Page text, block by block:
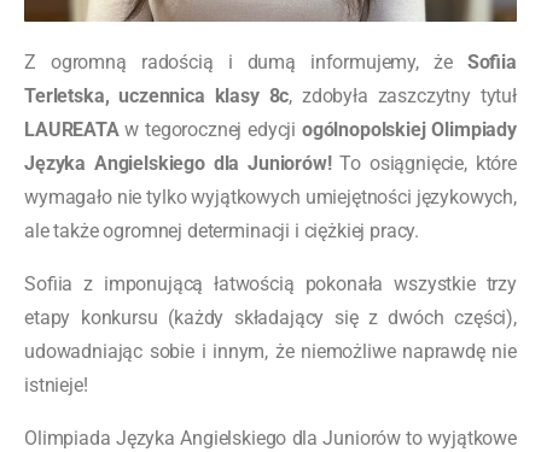
Z ogromną radością i dumą informujemy, że Sofiia
Terletska, uczennica klasy 8c, zdobyła zaszczytny tytuł
LAUREATAw tegorocznej edycji ogólnopolskiej Olimpiady
Języka Angielskiego dla Juniorów!To osiągnięcie, które
wymagało nie tylko wyjątkowych umiejętności językowych,
ale także ogromnej determinacji i ciężkiej pracy.
Sofiia z imponującą łatwością pokonała wszystkie trzy
etapy konkursu (każdy składający się z dwóch części),
udowadniając sobie i innym, że niemożliwe naprawdę nie
istnieje!
Olimpiada Języka Angielskiego dla Juniorów to wyjątkowe